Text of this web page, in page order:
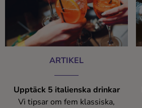
ARTIKEL
Upptäck 5 italienska drinkar
Vi tipsar om fem klassiska,